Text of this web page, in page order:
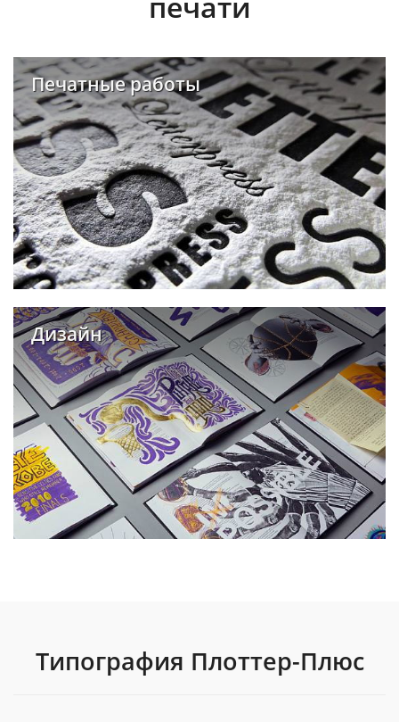
Печатные работы
Дизайн
Типография Плоттер-Плюс